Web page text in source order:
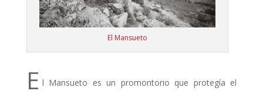
El Mansueto
E l Mansueto es un promontorio que protegía el